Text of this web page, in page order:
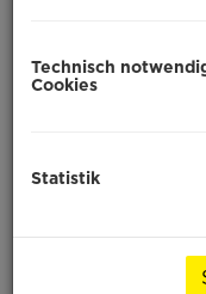
türkisblauem
Beliebtheit bei
Technisch
Cookies
Statistik